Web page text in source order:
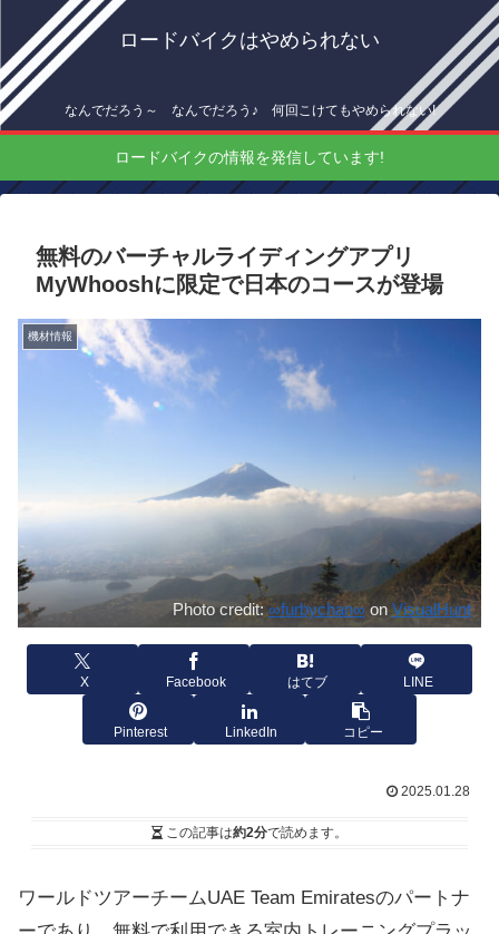
ロードバイクはやめられない
なんでだろう～ なんでだろう♪ 何回こけてもやめられない!
ロードバイクの情報を発信しています!
無料のバーチャルライディングアプリ
MyWhooshに限定で日本のコースが登場
機材情報
Photo credit:∞furbychan∞ on VisualHunt
X Facebook はてブ LINE
Pinterest LinkedIn コピー
2025.01.28
この記事は約2分で読めます。
ワールドツアーチームUAE Team Emiratesのパートナ